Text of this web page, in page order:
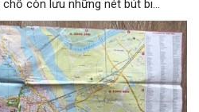
còn lưu những nét bút bi
có thể giữ một tấm ảnh, một
để nhớ về tuổi trẻ. Còn tôi giữ
một Hà Nội gắn với năm tháng